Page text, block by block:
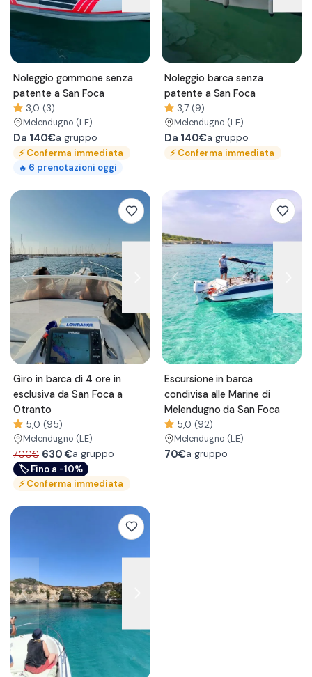
Noleggio gommone senza
patente a San Foca
3,0 (3)
Melendugno (LE)
Da 140€a gruppo
⚡Conferma immediata
🔥 6 prenotazioni oggi
Noleggio barca senza
patente a San Foca
3,7 (9)
Melendugno (LE)
Da 140€a gruppo
⚡Conferma immediata
Giro in barca di 4 ore in
esclusiva da San Foca a
Otranto
5,0 (95)
Melendugno (LE)
700€ 630 €a gruppo
🏷 Fino a -10%
⚡Conferma immediata
Escursione in barca
condivisa alle Marine di
Melendugno da San Foca
5,0 (92)
Melendugno (LE)
70€a gruppo